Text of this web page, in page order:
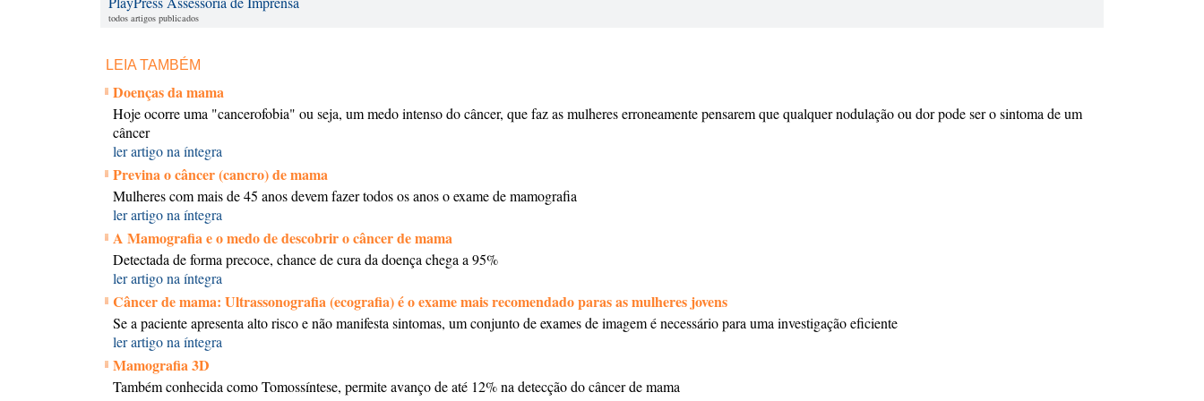
todos artigos publicados
LEIA TAMBÉM
Doenças da mama
Hoje ocorre uma "cancerofobia" ou seja, um medo intenso do câncer, que faz as mulheres erroneamente pensarem que qualquer nodulação ou dor pode ser o sintoma de um
câncer
ler artigo na íntegra
Previna o câncer (cancro) de mama
Mulheres com mais de 45 anos devem fazer todos os anos o exame de mamografia
ler artigo na íntegra
A Mamografia e o medo de descobrir o câncer de mama
Detectada de forma precoce, chance de cura da doença chega a 95%
ler artigo na íntegra
Câncer de mama: Ultrassonografia (ecografia) é o exame mais recomendado paras as mulheres jovens
Se a paciente apresenta alto risco e não manifesta sintomas, um conjunto de exames de imagem é necessário para uma investigação eficiente
ler artigo na íntegra
Mamografia 3D
Também conhecida como Tomossíntese, permite avanço de até 12% na detecção do câncer de mama